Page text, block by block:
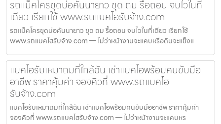
รถแม็คโครขุดบ่อคันนายาว ขุด ถม รื้อถอน จบไวในที่
เดียว เรียกใช้ www.รถแบคโฮรับจ้าง.com
รถแม็คโครขุดบ่อคันนายาว ขุด ถม รื้อถอน จบไวในที่เดียว เรียกใช้
www.รถแบคโฮรับจ้าง.com — ไม่ว่าหน้างานจะแคบหรือดินจะแข็งแ
แบคโฮรับเหมาถมที่ใกล้ฉัน เช่าแบคโฮพร้อมคนขับมือ
อาชีพ ราคาคุ้มค่า จองคิวที่ www.รถแบคโฮ
รับจ้าง.com
แบคโฮรับเหมาถมที่ใกล้ฉัน เช่าแบคโฮพร้อมคนขับมืออาชีพ ราคาคุ้มค่า
จองคิวที่ www.รถแบคโฮรับจ้าง.com — ไม่ว่าหน้างานจะแคบหร